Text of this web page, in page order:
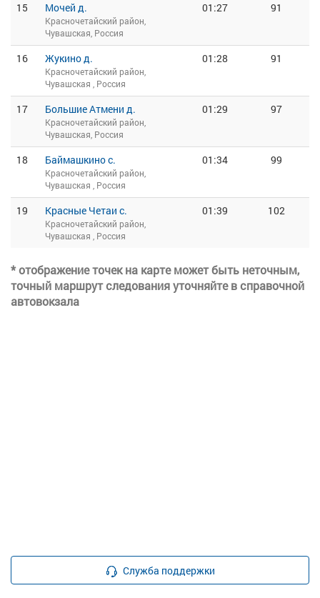
15 Мочей д.
Красночетайский район,
Чувашская, Россия
01:27 91
16 Жукино д.
Красночетайский район,
Чувашская , Россия
01:28 91
17 Большие Атмени д.
Красночетайский район,
Чувашская, Россия
01:29 97
18 Баймашкино с.
Красночетайский район,
Чувашская , Россия
01:34 99
19 Красные Четаи с.
Красночетайский район,
Чувашская , Россия
01:39 102
* отображение точек на карте может быть неточным,
точный маршрут следования уточняйте в справочной
автовокзала
Служба поддержки